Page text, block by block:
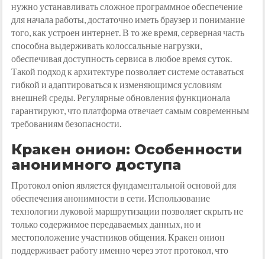
нужно устанавливать сложное программное обеспечение
для начала работы, достаточно иметь браузер и понимание
того, как устроен интернет. В то же время, серверная часть
способна выдерживать колоссальные нагрузки,
обеспечивая доступность сервиса в любое время суток.
Такой подход к архитектуре позволяет системе оставаться
гибкой и адаптироваться к изменяющимся условиям
внешней среды. Регулярные обновления функционала
гарантируют, что платформа отвечает самым современным
требованиям безопасности.
Кракен онион: Особенности
анонимного доступа
Протокол onion является фундаментальной основой для
обеспечения анонимности в сети. Использование
технологии луковой маршрутизации позволяет скрыть не
только содержимое передаваемых данных, но и
местоположение участников общения. Кракен онион
поддерживает работу именно через этот протокол, что